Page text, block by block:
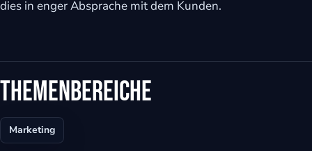
dies in enger Absprache mit dem Kunden.
Themenbereiche
Marketing